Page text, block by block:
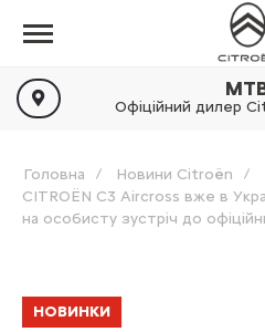
Офіційний дилер
Головна Новини Citroën
CITROЁN C3 Aircross вже в
на особисту зустріч до
НОВИНКИ